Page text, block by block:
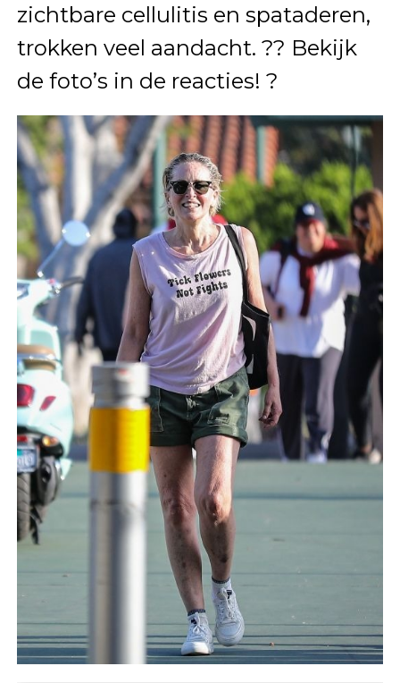
zichtbare cellulitis en spataderen,
trokken veel aandacht. ?? Bekijk
de foto’s in de reacties! ?